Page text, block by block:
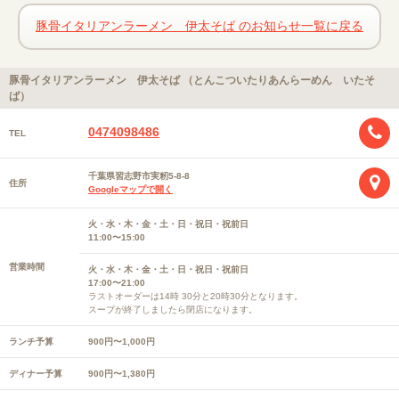
豚骨イタリアンラーメン 伊太そば のお知らせ一覧に戻る
豚骨イタリアンラーメン 伊太そば （とんこついたりあんらーめん いたそ
ば）
TEL 0474098486
住所
千葉県習志野市実籾5-8-8
Googleマップで開く
営業時間
火・水・木・金・土・日・祝日・祝前日
11:00〜15:00
火・水・木・金・土・日・祝日・祝前日
17:00〜21:00
ラストオーダーは14時 30分と20時30分となります。
スープが終了しましたら閉店になります。
ランチ予算 900円〜1,000円
ディナー予算 900円〜1,380円